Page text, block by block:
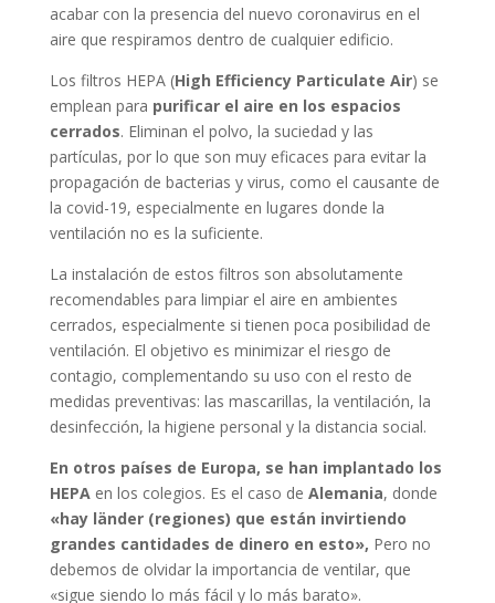
acabar con la presencia del nuevo coronavirus en el
aire que respiramos dentro de cualquier edificio.
Los filtros HEPA (High Efficiency Particulate Air) se
emplean para purificar el aire en los espacios
cerrados. Eliminan el polvo, la suciedad y las
partículas, por lo que son muy eficaces para evitar la
propagación de bacterias y virus, como el causante de
la covid-19, especialmente en lugares donde la
ventilación no es la suficiente.
La instalación de estos filtros son absolutamente
recomendables para limpiar el aire en ambientes
cerrados, especialmente si tienen poca posibilidad de
ventilación. El objetivo es minimizar el riesgo de
contagio, complementando su uso con el resto de
medidas preventivas: las mascarillas, la ventilación, la
desinfección, la higiene personal y la distancia social.
En otros países de Europa, se han implantado los
HEPA en los colegios. Es el caso de Alemania, donde
«hay länder (regiones) que están invirtiendo
grandes cantidades de dinero en esto», Pero no
debemos de olvidar la importancia de ventilar, que
«sigue siendo lo más fácil y lo más barato».